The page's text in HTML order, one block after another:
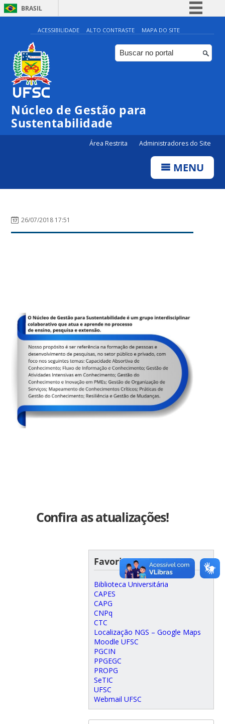
BRASIL
Simplifique!
Comunica BR
Participe
ACESSIBILIDADE ALTO CONTRASTE MAPA DO SITE
Núcleo de Gestão para
Sustentabilidade
Área Restrita Administradores do Site
MENU
26/07/2018 17:51
Confira as atualizações!
Favoritos
Biblioteca Universitária
CAPES
CAPG
CNPq
CTC
Localização NGS – Google Maps
Moodle UFSC
PGCIN
PPGEGC
PROPG
SeTIC
UFSC
Webmail UFSC